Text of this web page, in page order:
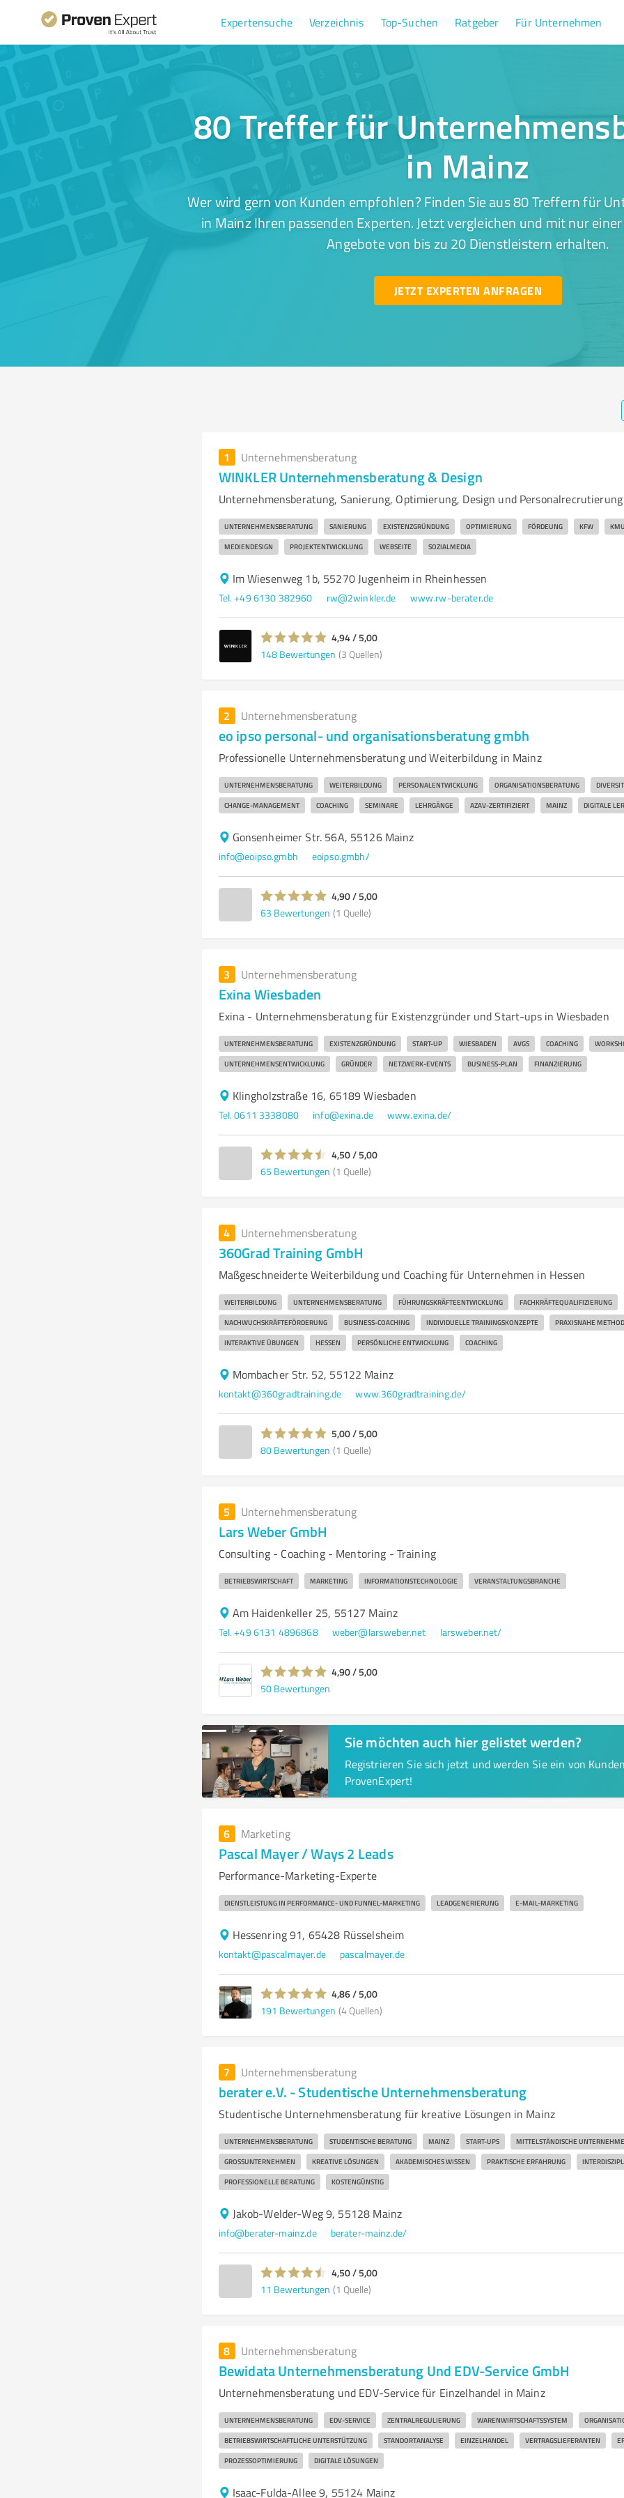
Expertensuche Verzeichnis Top-Suchen Ratgeber Für Unternehmen
80 Treffer für
in Mainz
Wer wird gern von Kunden empfohlen? Finden Sie aus 80 Treffern für
in Mainz Ihren passenden Experten. Jetzt vergleichen und mit nur
Angebote von bis zu 20 Dienstleistern erhalten.
JETZT EXPERTEN ANFRAGEN
1 Unternehmensberatung
WINKLER Unternehmensberatung & Design
Unternehmensberatung, Sanierung, Optimierung, Design und Personalrecrutierung
UNTERNEHMENSBERATUNG SANIERUNG EXISTENZGRÜNDUNG OPTIMIERUNG FÖRDEUNG KFW
MEDIENDESIGN PROJEKTENTWICKLUNG WEBSEITE SOZIALMEDIA
Im Wiesenweg 1b, 55270 Jugenheim in Rheinhessen
Tel. +49 6130 382960 rw@2winkler.de www.rw-berater.de
4,94 / 5,00
148 Bewertungen (3 Quellen)
2 Unternehmensberatung
eo ipso personal- und organisationsberatung gmbh
Professionelle Unternehmensberatung und Weiterbildung in Mainz
UNTERNEHMENSBERATUNG WEITERBILDUNG PERSONALENTWICKLUNG ORGANISATIONSBERATUNG
CHANGE-MANAGEMENT COACHING SEMINARE LEHRGÄNGE AZAV-ZERTIFIZIERT MAINZ DIGITALE
Gonsenheimer Str. 56A, 55126 Mainz
info@eoipso.gmbh eoipso.gmbh/
4,90 / 5,00
63 Bewertungen (1 Quelle)
3 Unternehmensberatung
Exina Wiesbaden
Exina - Unternehmensberatung für Existenzgründer und Start-ups in Wiesbaden
UNTERNEHMENSBERATUNG EXISTENZGRÜNDUNG START-UP WIESBADEN AVGS COACHING
UNTERNEHMENSENTWICKLUNG GRÜNDER NETZWERK-EVENTS BUSINESS-PLAN FINANZIERUNG
Klingholzstraße 16, 65189 Wiesbaden
Tel. 0611 3338080 info@exina.de www.exina.de/
4,50 / 5,00
65 Bewertungen (1 Quelle)
4 Unternehmensberatung
360Grad Training GmbH
Maßgeschneiderte Weiterbildung und Coaching für Unternehmen in Hessen
WEITERBILDUNG UNTERNEHMENSBERATUNG FÜHRUNGSKRÄFTEENTWICKLUNG FACHKRÄFTEQUALIFIZIERUNG
NACHWUCHSKRÄFTEFÖRDERUNG BUSINESS-COACHING INDIVIDUELLE TRAININGSKONZEPTE PRAXISNAHE
INTERAKTIVE ÜBUNGEN HESSEN PERSÖNLICHE ENTWICKLUNG COACHING
Mombacher Str. 52, 55122 Mainz
kontakt@360gradtraining.de www.360gradtraining.de/
5,00 / 5,00
80 Bewertungen (1 Quelle)
5 Unternehmensberatung
Lars Weber GmbH
Consulting - Coaching - Mentoring - Training
BETRIEBSWIRTSCHAFT MARKETING INFORMATIONSTECHNOLOGIE VERANSTALTUNGSBRANCHE
Am Haidenkeller 25, 55127 Mainz
Tel. +49 6131 4896868 weber@larsweber.net larsweber.net/
4,90 / 5,00
50 Bewertungen
Sie möchten auch hier gelistet werden?
Registrieren Sie sich jetzt und werden Sie ein von
ProvenExpert!
6 Marketing
Pascal Mayer / Ways 2 Leads
Performance-Marketing-Experte
DIENSTLEISTUNG IN PERFORMANCE- UND FUNNEL-MARKETING LEADGENERIERUNG E-MAIL-MARKETING
Hessenring 91, 65428 Rüsselsheim
kontakt@pascalmayer.de pascalmayer.de
4,86 / 5,00
191 Bewertungen (4 Quellen)
7 Unternehmensberatung
berater e.V. - Studentische Unternehmensberatung
Studentische Unternehmensberatung für kreative Lösungen in Mainz
UNTERNEHMENSBERATUNG STUDENTISCHE BERATUNG MAINZ START-UPS MITTELSTÄNDISCHE
GROSSUNTERNEHMEN KREATIVE LÖSUNGEN AKADEMISCHES WISSEN PRAKTISCHE ERFAHRUNG
PROFESSIONELLE BERATUNG KOSTENGÜNSTIG
Jakob-Welder-Weg 9, 55128 Mainz
info@berater-mainz.de berater-mainz.de/
4,50 / 5,00
11 Bewertungen (1 Quelle)
8 Unternehmensberatung
Bewidata Unternehmensberatung Und EDV-Service GmbH
Unternehmensberatung und EDV-Service für Einzelhandel in Mainz
UNTERNEHMENSBERATUNG EDV-SERVICE ZENTRALREGULIERUNG WARENWIRTSCHAFTSSYSTEM
BETRIEBSWIRTSCHAFTLICHE UNTERSTÜTZUNG STANDORTANALYSE EINZELHANDEL VERTRAGSLIEFERANTEN
PROZESSOPTIMIERUNG DIGITALE LÖSUNGEN
Isaac-Fulda-Allee 9, 55124 Mainz